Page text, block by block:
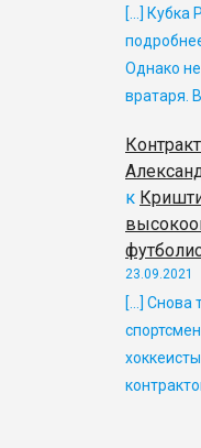
[…] Кубка
Однако
вратаря.
к
23.09.2021
[…] Снова